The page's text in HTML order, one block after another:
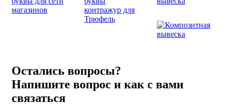
Остались вопросы?
Напишите вопрос и как с вами
связаться